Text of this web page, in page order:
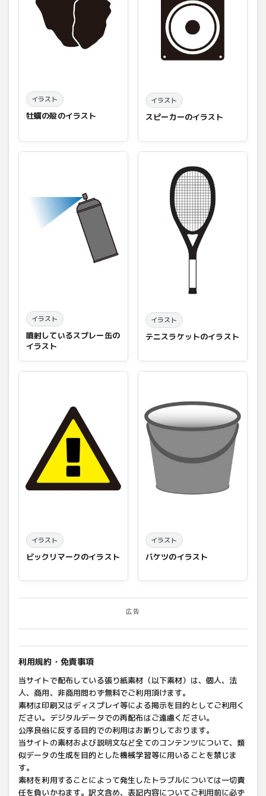
イラスト
牡蠣の殻のイラスト
イラスト
スピーカーのイラスト
イラスト
噴射しているスプレー缶の
イラスト
イラスト
テニスラケットのイラスト
イラスト
ビックリマークのイラスト
イラスト
バケツのイラスト
広告
利用規約・免責事項
当サイトで配布している張り紙素材（以下素材）は、個人、法
人、商用、非商用問わず無料でご利用頂けます。
素材は印刷又はディスプレイ等による掲示を目的としてご利用く
ださい。デジタルデータでの再配布はご遠慮ください。
公序良俗に反する目的での利用はお断りしております。
当サイトの素材および説明文など全てのコンテンツについて、類
似データの生成を目的とした機械学習等に用いることを禁じま
す。
素材を利用することによって発生したトラブルについては一切責
任を負いかねます。訳文含め、表記内容についてご利用前に必ず